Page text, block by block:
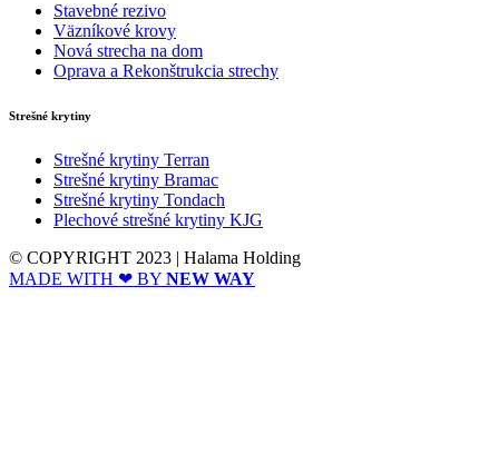
Stavebné rezivo
Väzníkové krovy
Nová strecha na dom
Oprava a Rekonštrukcia strechy
Strešné krytiny
Strešné krytiny Terran
Strešné krytiny Bramac
Strešné krytiny Tondach
Plechové strešné krytiny KJG
© COPYRIGHT 2023 | Halama Holding
MADE WITH ❤ BY NEW WAY